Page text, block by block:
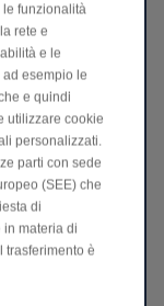
le funzionalità
rete e
e le
esempio le
e quindi
utilizzare cookie
personalizzati.
parti con sede
(SEE) che
di
materia di
trasferimento è